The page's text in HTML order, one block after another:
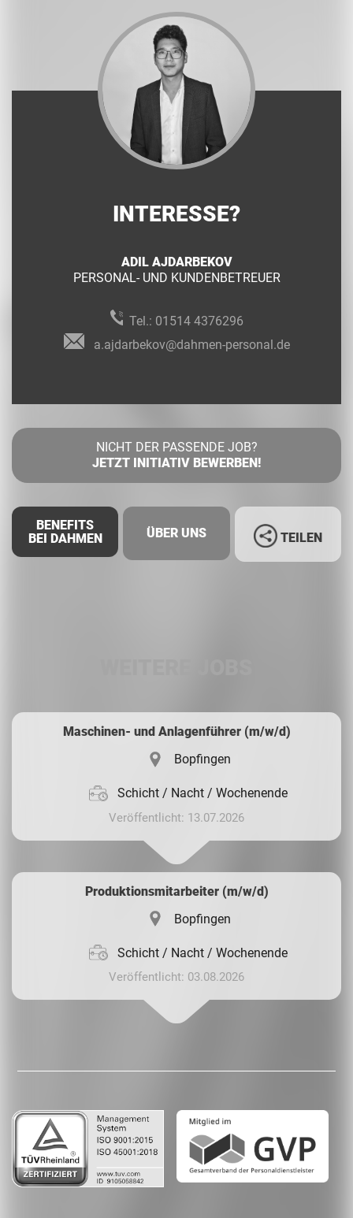
INTERESSE?
ADIL AJDARBEKOV
PERSONAL- UND KUNDENBETREUER
Tel.: 01514 4376296
a.ajdarbekov@dahmen-personal.de
NICHT DER PASSENDE JOB?
JETZT INITIATIV BEWERBEN!
BENEFITS
BEI DAHMEN
ÜBER UNS TEILEN
Maschinen- und Anlagenführer (m/w/d)
Bopfingen
Schicht / Nacht / Wochenende
Veröffentlicht: 13.07.2026
Produktionsmitarbeiter (m/w/d)
Bopfingen
Schicht / Nacht / Wochenende
Veröffentlicht: 03.08.2026